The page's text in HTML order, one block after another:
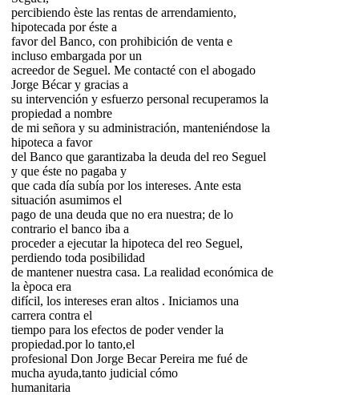
percibiendo èste las rentas de arrendamiento,
hipotecada por éste a
favor del Banco, con prohibición de venta e
incluso embargada por un
acreedor de Seguel. Me contacté con el abogado
Jorge Bécar y gracias a
su intervención y esfuerzo personal recuperamos la
propiedad a nombre
de mi señora y su administración, manteniéndose la
hipoteca a favor
del Banco que garantizaba la deuda del reo Seguel
y que éste no pagaba y
que cada día subía por los intereses. Ante esta
situación asumimos el
pago de una deuda que no era nuestra; de lo
contrario el banco iba a
proceder a ejecutar la hipoteca del reo Seguel,
perdiendo toda posibilidad
de mantener nuestra casa. La realidad económica de
la època era
difícil, los intereses eran altos . Iniciamos una
carrera contra el
tiempo para los efectos de poder vender la
propiedad.por lo tanto,el
profesional Don Jorge Becar Pereira me fué de
mucha ayuda,tanto judicial cómo
humanitaria